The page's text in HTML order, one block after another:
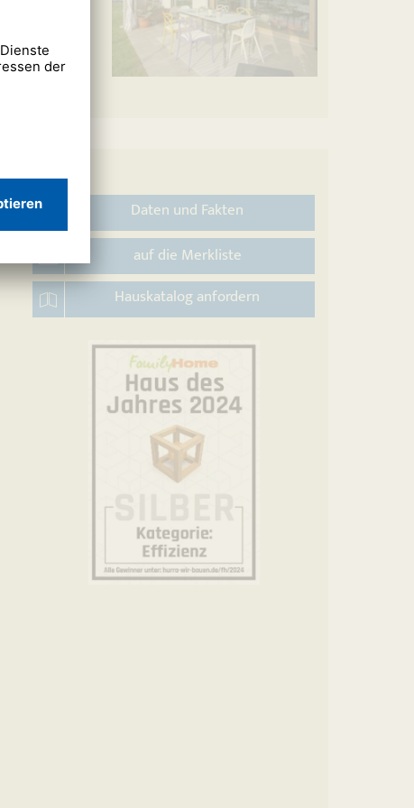
Daten und Fakten
auf die Merkliste
Hauskatalog anfordern